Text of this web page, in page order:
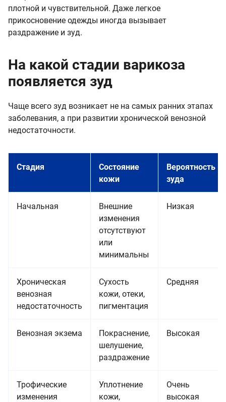
плотной и чувствительной. Даже легкое
прикосновение одежды иногда вызывает
раздражение и зуд.
На какой стадии варикоза
появляется зуд
Чаще всего зуд возникает не на самых ранних этапах
заболевания, а при развитии хронической венозной
недостаточности.
Стадия
Состояние
кожи
Вероятность
зуда
Начальная
Внешние
изменения
отсутствуют
или
минимальны
Низкая
Хроническая
венозная
недостаточность
Сухость
кожи, отеки,
пигментация
Средняя
Венозная экзема
Покраснение,
шелушение,
раздражение
Высокая
Трофические
изменения
Уплотнение
кожи,
Очень
высокая